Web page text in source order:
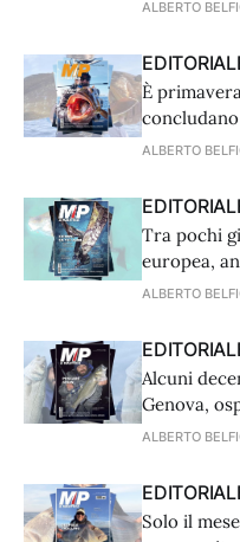
l’eventuale
giornaliera
specie
tonno
raccogliere
ALBERTO
È
RecFishing
una nuova
entrando
generoso
ALBERTO
Tra pochi
europea,
assolto da
noi
osservare
ALBERTO
Alcuni
Genova,
operatori
nautica e
così non
coraggiosi
ALBERTO
Solo il